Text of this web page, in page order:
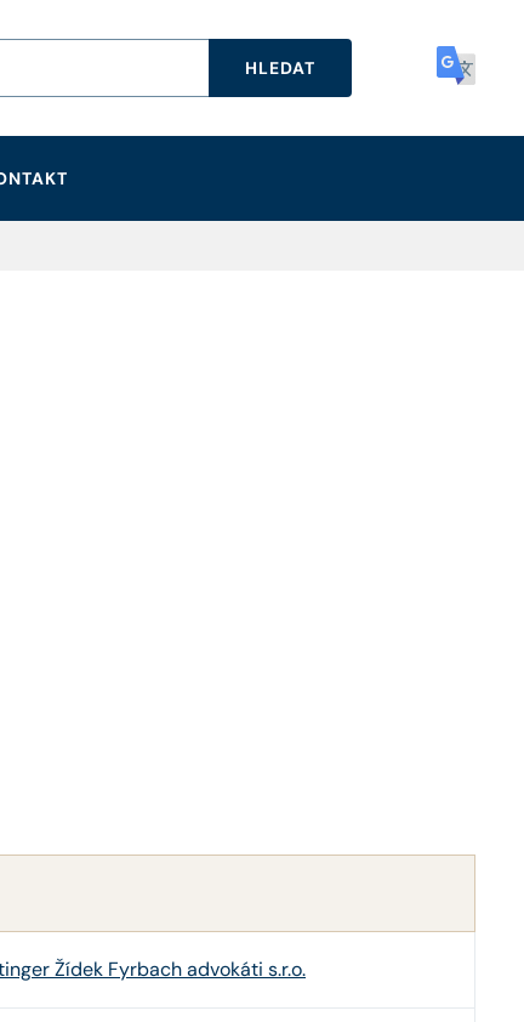
HLEDAT
Žídek Fyrbach advokáti s.r.o.